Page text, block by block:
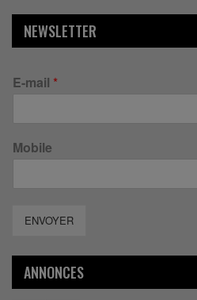
NEWSLETTER
E-mail *
Mobile
ENVOYER
ANNONCES